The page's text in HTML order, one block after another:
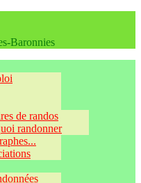
Baronnies
de randos
randonner